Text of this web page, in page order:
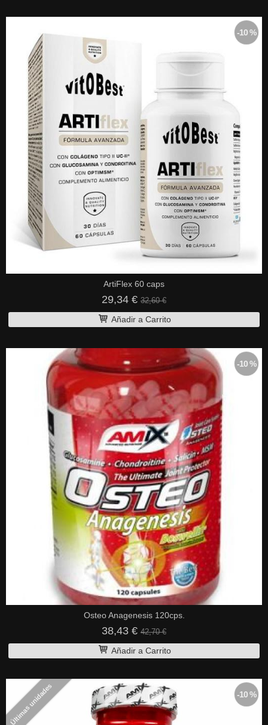
-10 %
ArtiFlex 60 caps
29,34 € 32,60 €
Añadir a Carrito
-10 %
Osteo Anagenesis 120cps.
38,43 € 42,70 €
Añadir a Carrito
Últimas unidades -10 %